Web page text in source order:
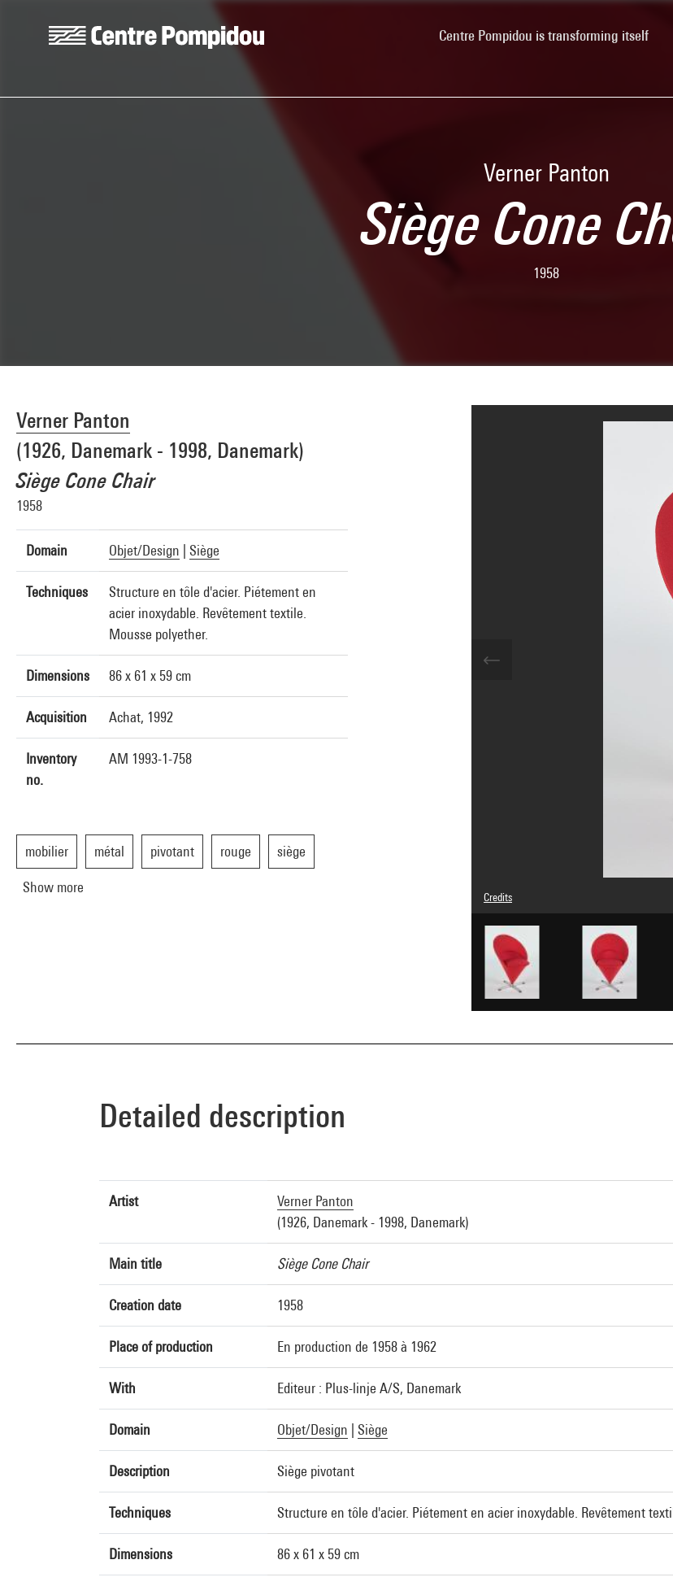
Centre Pompidou is transforming itself
Verner Panton
Siège Cone
1958
Verner Panton
(1926, Danemark - 1998, Danemark)
Siège Cone Chair
1958
Domain Objet/Design Siège
Techniques
Structure en tôle d'acier. Piétement en
acier inoxydable. Revêtement textile.
Mousse polyether.
Dimensions 86 x 61 x 59 cm
Acquisition Achat, 1992
Inventory
no.
AM 1993-1-758
mobilier métal pivotant rouge siège
Show more
Credits
© Adagp, Paris
Photo credits : Centre Pompidou, MNAM-
Image reference : 4N45420
Image presentation :
GrandPalaisRmnPhoto
Detailed description
Artist
Verner Panton
(1926, Danemark - 1998, Danemark)
Main title Siège Cone Chair
Creation date 1958
Place of production En production de 1958 à 1962
With Editeur : Plus-linje A/S, Danemark
Domain Objet/Design Siège
Description Siège pivotant
Techniques Structure en tôle d'acier. Piétement en acier inoxydable. Revêtement
Dimensions 86 x 61 x 59 cm